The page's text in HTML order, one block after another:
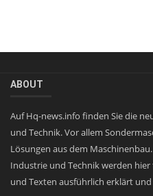
ABOUT
Auf Hq-news.info finden Sie die
und Technik. Vor allem
Lösungen aus dem
Industrie und Technik werden
und Texten ausführlich erklärt